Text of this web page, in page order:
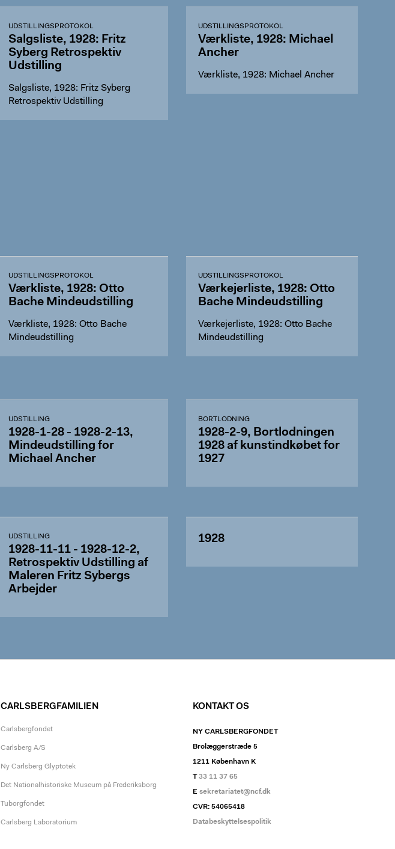
UDSTILLINGSPROTOKOL
Salgsliste, 1928: Fritz
Syberg Retrospektiv
Udstilling
Salgsliste, 1928: Fritz Syberg
Retrospektiv Udstilling
UDSTILLINGSPROTOKOL
Værkliste, 1928: Michael
Ancher
Værkliste, 1928: Michael Ancher
UDSTILLINGSPROTOKOL
Værkliste, 1928: Otto
Bache Mindeudstilling
Værkliste, 1928: Otto Bache
Mindeudstilling
UDSTILLINGSPROTOKOL
Værkejerliste, 1928: Otto
Bache Mindeudstilling
Værkejerliste, 1928: Otto Bache
Mindeudstilling
UDSTILLING
1928-1-28 - 1928-2-13,
Mindeudstilling for
Michael Ancher
BORTLODNING
1928-2-9, Bortlodningen
1928 af kunstindkøbet for
1927
UDSTILLING
1928-11-11 - 1928-12-2,
Retrospektiv Udstilling af
Maleren Fritz Sybergs
Arbejder
1928
CARLSBERGFAMILIEN
Carlsbergfondet
Carlsberg A/S
Ny Carlsberg Glyptotek
Det Nationalhistoriske Museum på Frederiksborg
Tuborgfondet
Carlsberg Laboratorium
KONTAKT OS
NY CARLSBERGFONDET
Brolæggerstræde 5
1211 København K
T33 11 37 65
E sekretariatet@ncf.dk
CVR: 54065418
Databeskyttelsespolitik